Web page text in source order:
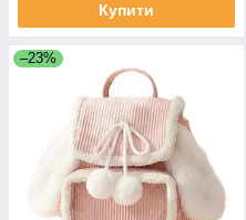
Купити
–23%